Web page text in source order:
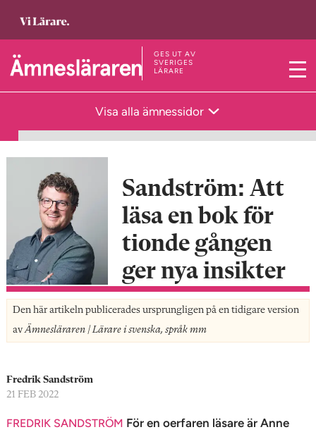
l
s
a
a
n
T
i
s
t
i
d
a
n
GES UT AV
SVERIGES
LÄRARE
M
Visa alla ämnessidor
Sandström: Att
läsa en bok för
tionde gången
ger nya insikter
Den här artikeln publicerades ursprungligen på en tidigare version
avÄmnesläraren | Lärare i svenska, språk mm
Fredrik Sandström
21 FEB 2022
FREDRIK SANDSTRÖM För en oerfaren läsare är Anne